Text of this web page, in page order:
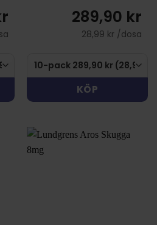
289,90 kr
28,99 kr /dosa
KÖP